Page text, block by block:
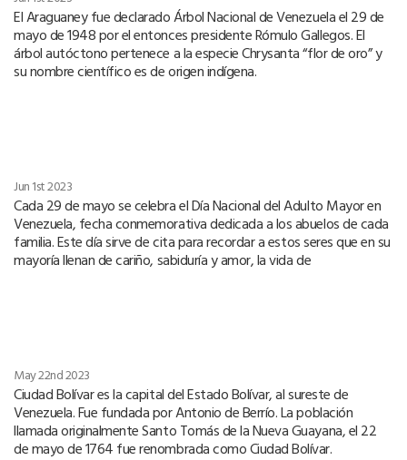
El Araguaney fue declarado Árbol Nacional de Venezuela el 29 de
mayo de 1948 por el entonces presidente Rómulo Gallegos. El
árbol autóctono pertenece a la especie Chrysanta “flor de oro” y
su nombre científico es de origen indígena.
Jun 1st 2023
Cada 29 de mayo se celebra el Día Nacional del Adulto Mayor en
Venezuela, fecha conmemorativa dedicada a los abuelos de cada
familia. Este día sirve de cita para recordar a estos seres que en su
mayoría llenan de cariño, sabiduría y amor, la vida de
May 22nd 2023
Ciudad Bolívar es la capital del Estado Bolívar, al sureste de
Venezuela. Fue fundada por Antonio de Berrío. La población
llamada originalmente Santo Tomás de la Nueva Guayana, el 22
de mayo de 1764 fue renombrada como Ciudad Bolívar.